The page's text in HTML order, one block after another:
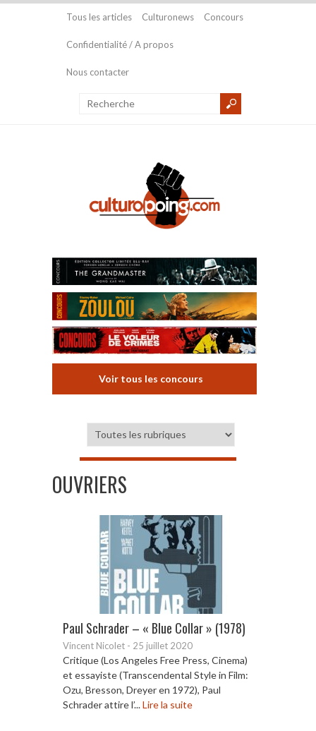
Tous les articles Culturonews Concours
Confidentialité / A propos
Nous contacter
Voir tous les concours
OUVRIERS
Paul Schrader – « Blue Collar » (1978)
Vincent Nicolet - 25 juillet 2020
Critique (Los Angeles Free Press, Cinema)
et essayiste (Transcendental Style in Film:
Ozu, Bresson, Dreyer en 1972), Paul
Schrader attire l’...Lire la suite